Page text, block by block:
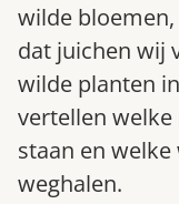
wilde
dat juichen wij
wilde planten
vertellen
staan en
weghalen.